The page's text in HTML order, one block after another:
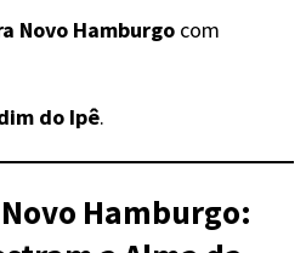
Novo Hamburgo com
do Ipê.
Novo Hamburgo: